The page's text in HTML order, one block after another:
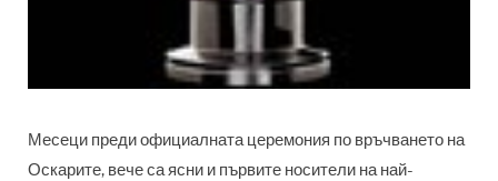
Месеци преди официалната церемония по връчването на
Оскарите, вече са ясни и първите носители на най-